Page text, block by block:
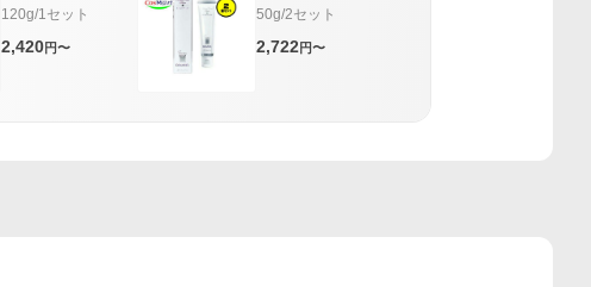
120g/1セット
2,420円〜
50g/2セット
2,722 円〜